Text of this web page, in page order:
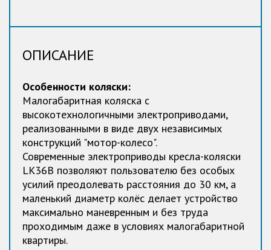
ОПИСАНИЕ
Особенности коляски:
Малогабаритная коляска с
высокотехнологичными электроприводами,
реализованными в виде двух независимых
конструкций "мотор-колесо".
Современные электроприводы кресла-коляски
LK36B позволяют пользователю без особых
усилий преодолевать расстояния до 30 км, а
маленький диаметр колёс делает устройство
максимально маневренным и без труда
проходимым даже в условиях малогабаритной
квартиры.